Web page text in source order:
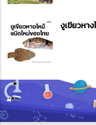
งูเขียวหา